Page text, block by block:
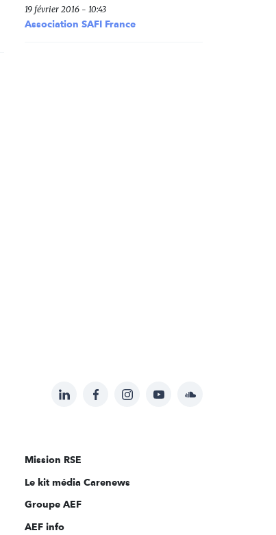
19 février 2016 - 10:43
Association SAFI France
Suivez-
sur:
LinkedInFacebookInstagramYouTubeSoundcloud
Mission RSE
Le kit média Carenews
Groupe AEF
AEF info